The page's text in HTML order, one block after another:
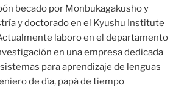
becado por Monbukagakusho y
y doctorado en el Kyushu Institute
laboro en el departamento
en una empresa dedicada
para aprendizaje de lenguas
de día, papá de tiempo